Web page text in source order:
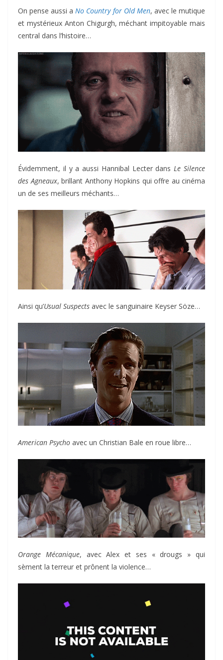
On pense aussi aNo Country for Old Men, avec le mutique
et mystérieux Anton Chigurgh, méchant impitoyable mais
central dans l’histoire…
Évidemment, il y a aussi Hannibal Lecter dansLe Silence
des Agneaux, brillant Anthony Hopkins qui offre au cinéma
un de ses meilleurs méchants…
Ainsi qu’Usual Suspects avec le sanguinaire Keyser Söze…
American Psycho avec un Christian Bale en roue libre…
Orange Mécanique, avec Alex et ses « drougs » qui
sèment la terreur et prônent la violence…